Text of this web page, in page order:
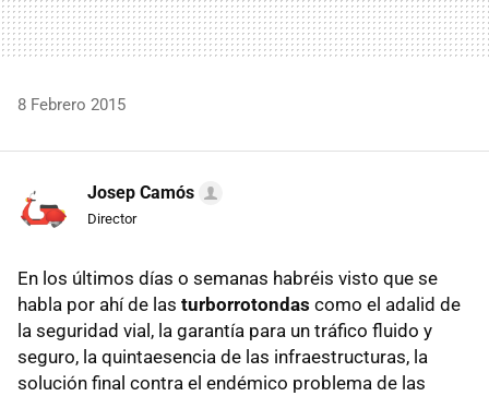
8 Febrero 2015
Josep Camós
Director
En los últimos días o semanas habréis visto que se
habla por ahí de las turborrotondas como el adalid de
la seguridad vial, la garantía para un tráfico fluido y
seguro, la quintaesencia de las infraestructuras, la
solución final contra el endémico problema de las